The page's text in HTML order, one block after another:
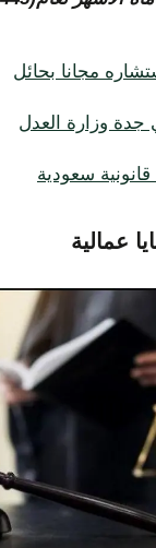
مجانا بحائل
جدة وزارة العدل
سعودية
عمالية